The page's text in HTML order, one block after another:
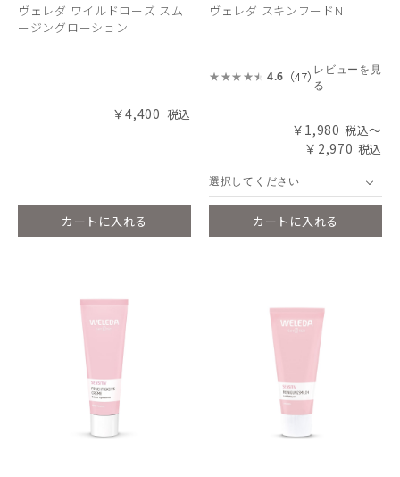
ヴェレダ ワイルドローズ スム
ージングローション
￥4,400
カートに入れる
ヴェレダ スキンフードN
4.6 （47） レビューを見
る
￥1,980
～
￥2,970
選択してください
カートに入れる